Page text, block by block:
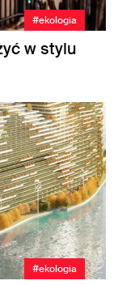
#ekologia
w stylu
#ekologia